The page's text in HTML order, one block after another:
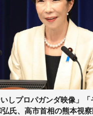
いしプロパガンダ映像」
氏、高市首相の熊本視